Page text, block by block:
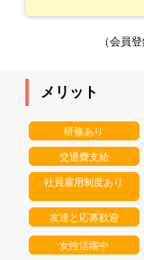
（会員
メリット
研修あり
交通費支給
社員雇用制度あり
友達と応募歓迎
女性活躍中